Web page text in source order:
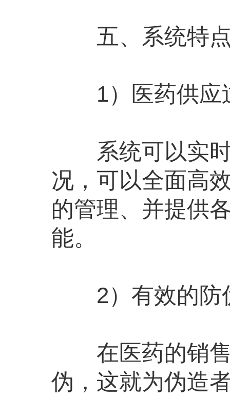
五、系统特
1）医药供应
系统可以实时
况，可以全面高
的管理、并提供
能。
2）有效的防
在医药的销售
伪，这就为伪造